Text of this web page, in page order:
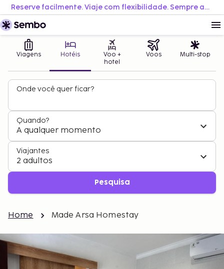
Reserve facilmente. Viaje com flexibilidade. Sempre ao melhor preço.
Viagens Hotéis
Voo +
hotel
Voos Multi-stop
Onde você quer ficar?
Quando?
A qualquer momento
Viajantes
2 adultos
Pesquisa
Home Made Arsa Homestay